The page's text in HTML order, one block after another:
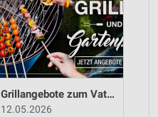
Grillangebote zum Vatertag bei REWE!
12.05.2026